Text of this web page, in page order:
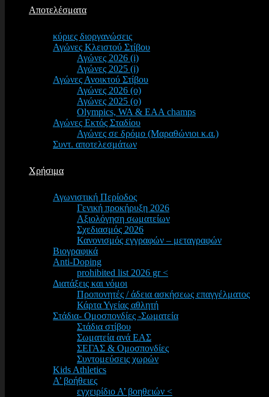
Αποτελέσματα
κύριες διοργανώσεις
Αγώνες Κλειστού Στίβου
Αγώνες 2026 (i)
Αγώνες 2025 (i)
Αγώνες Ανοικτού Στίβου
Αγώνες 2026 (o)
Αγώνες 2025 (o)
Olympics, WA & EAA champs
Αγώνες Εκτός Σταδίου
Αγώνες σε δρόμο (Μαραθώνιοι κ.α.)
Συντ. αποτελεσμάτων
Χρήσιμα
Αγωνιστική Περίοδος
Γενική προκήρυξη 2026
Αξιολόγηση σωματείων
Σχεδιασμός 2026
Κανονισμός εγγραφών – μεταγραφών
Βιογραφικά
Anti-Doping
prohibited list 2026 gr <
Διατάξεις και νόμοι
Προπονητές / άδεια ασκήσεως επαγγέλματος
Κάρτα Υγείας αθλητή
Στάδια- Ομοσπονδίες -Σωματεία
Στάδια στίβου
Σωματεία ανά ΕΑΣ
ΣΕΓΑΣ & Ομοσπονδίες
Συντομεύσεις χωρών
Kids Athletics
Α’ βοήθειες
εγχειρίδιο Α’ βοηθειών <